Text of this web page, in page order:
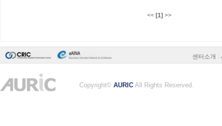
<< [1] >>
센터소개
Copyright© AURIC All Rights Reserved.